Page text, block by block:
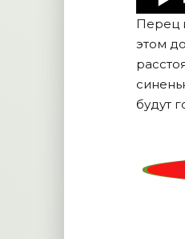
Перец
этом
будут